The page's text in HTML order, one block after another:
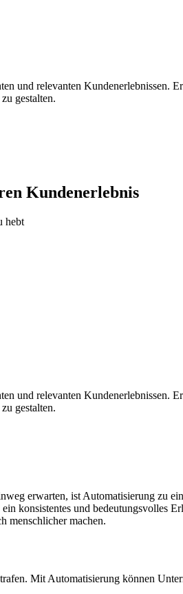
und relevanten Kundenerlebnissen.
gestalten.
Kundenerlebnis
hebt
und relevanten Kundenerlebnissen.
gestalten.
erwarten, ist Automatisierung zu
konsistentes und bedeutungsvolles
menschlicher machen.
Mit Automatisierung können